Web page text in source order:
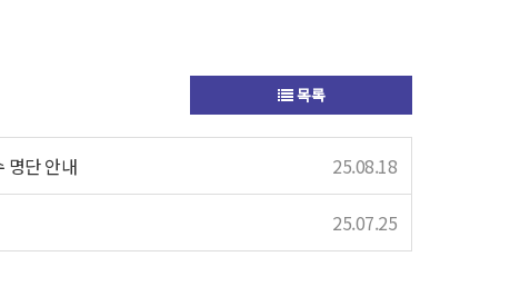
목록
명단 안내 25.08.18
25.07.25